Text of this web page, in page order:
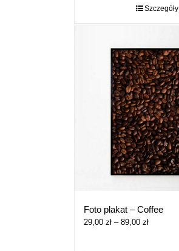
do
Szczegóły
Foto plakat – Coffee
29,00 zł – 89,00 złZakres